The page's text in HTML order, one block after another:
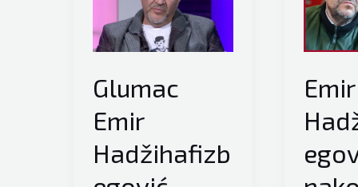
Glumac
Emir
Hadžihafizb
Emir